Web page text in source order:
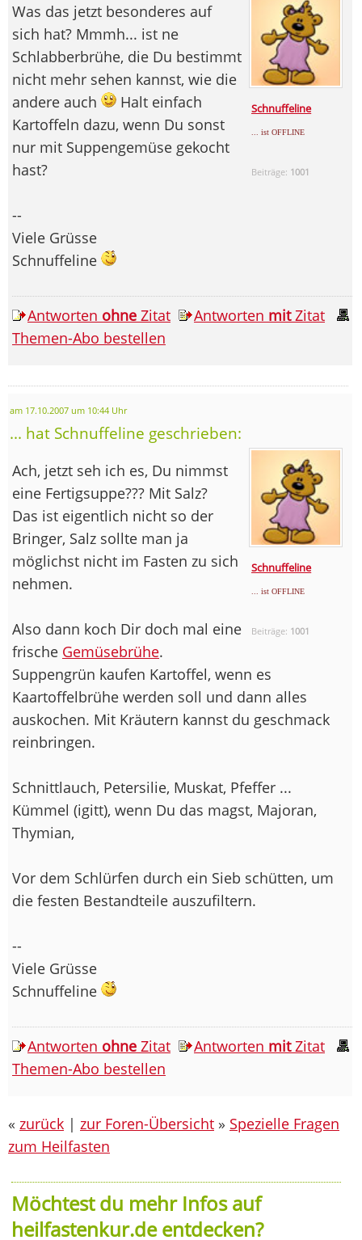
Schnuffeline
... ist OFFLINE
Beiträge: 1001
Was das jetzt besonderes auf
sich hat? Mmmh... ist ne
Schlabberbrühe, die Du bestimmt
nicht mehr sehen kannst, wie die
andere auch
Halt einfach
Kartoffeln dazu, wenn Du sonst
nur mit Suppengemüse gekocht
hast?
--
Viele Grüsse
Schnuffeline
Antworten ohne Zitat Antworten mitZitat
Themen-Abo bestellen
am 17.10.2007 um 10:44 Uhr
... hat Schnuffeline geschrieben:
Schnuffeline
... ist OFFLINE
Beiträge: 1001
Ach, jetzt seh ich es, Du nimmst
eine Fertigsuppe??? Mit Salz?
Das ist eigentlich nicht so der
Bringer, Salz sollte man ja
möglichst nicht im Fasten zu sich
nehmen.
Also dann koch Dir doch mal eine
frische Gemüsebrühe.
Suppengrün kaufen Kartoffel, wenn es
Kaartoffelbrühe werden soll und dann alles
auskochen. Mit Kräutern kannst du geschmack
reinbringen.
Schnittlauch, Petersilie, Muskat, Pfeffer ...
Kümmel (igitt), wenn Du das magst, Majoran,
Thymian,
Vor dem Schlürfen durch ein Sieb schütten, um
die festen Bestandteile auszufiltern.
--
Viele Grüsse
Schnuffeline
Antworten ohne Zitat Antworten mitZitat
Themen-Abo bestellen
« zurück | zur Foren-Übersicht » Spezielle Fragen
zum Heilfasten
Möchtest du mehr Infos auf
heilfastenkur.de entdecken?